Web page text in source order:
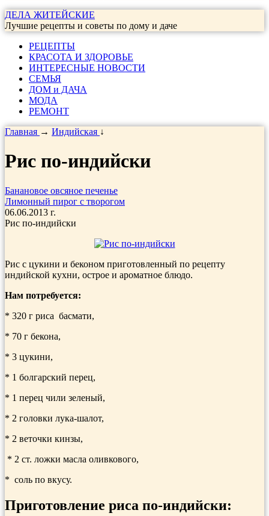
ДЕЛА ЖИТЕЙСКИЕ
Лучшие рецепты и советы по дому и даче
РЕЦЕПТЫ
КРАСОТА И ЗДОРОВЬЕ
ИНТЕРЕСНЫЕ НОВОСТИ
СЕМЬЯ
ДОМ и ДАЧА
МОДА
РЕМОНТ
Главная → Индийская ↓
Рис по-индийски
Банановое овсяное печенье
Лимонный пирог с творогом
06.06.2013 г.
Рис по-индийски
Рис с цукини и беконом приготовленный по рецепту
индийской кухни, острое и ароматное блюдо.
Нам потребуется:
* 320 г риса басмати,
* 70 г бекона,
* 3 цукини,
* 1 болгарский перец,
* 1 перец чили зеленый,
* 2 головки лука-шалот,
* 2 веточки кинзы,
* 2 ст. ложки масла оливкового,
* соль по вкусу.
Приготовление риса по-индийски: